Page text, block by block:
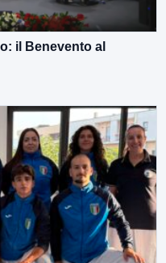
il Benevento al